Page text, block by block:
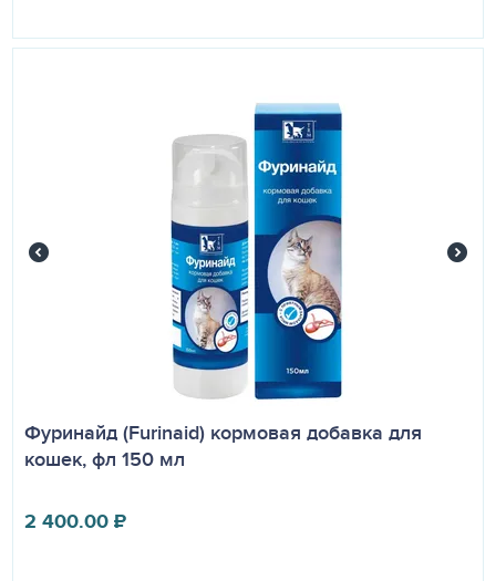
Фуринайд (Furinaid) кормовая добавка для
кошек, фл 150 мл
2 400.00₽